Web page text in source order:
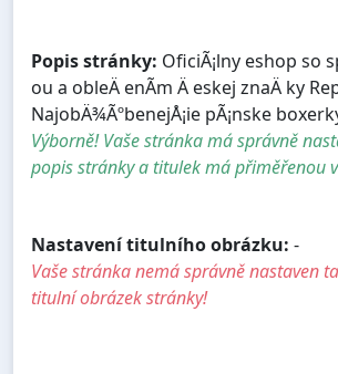
Popis stránky: OficiÃ¡lny eshop so
ou a obleÄ enÃ­m Ä eskej znaÄ ky
NajobÄ¾ÃºbenejÅ¡ie pÃ¡nske
Výborně! Vaše stránka má správně
popis stránky a titulek má přiměřenou
Nastavení titulního obrázku: -
Vaše stránka nemá správně nastaven
titulní obrázek stránky!